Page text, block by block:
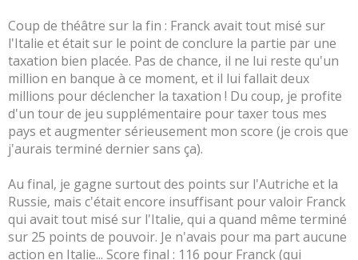
Coup de théâtre sur la fin : Franck avait tout misé sur
l'Italie et était sur le point de conclure la partie par une
taxation bien placée. Pas de chance, il ne lui reste qu'un
million en banque à ce moment, et il lui fallait deux
millions pour déclencher la taxation ! Du coup, je profite
d'un tour de jeu supplémentaire pour taxer tous mes
pays et augmenter sérieusement mon score (je crois que
j'aurais terminé dernier sans ça).
Au final, je gagne surtout des points sur l'Autriche et la
Russie, mais c'était encore insuffisant pour valoir Franck
qui avait tout misé sur l'Italie, qui a quand même terminé
sur 25 points de pouvoir. Je n'avais pour ma part aucune
action en Italie... Score final : 116 pour Franck (qui